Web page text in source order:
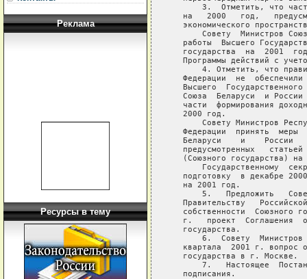
Реклама
Ресурсы в тему
3.  Отметить, что
на   2000   год,
экономического
Совету  Министров
работы  Высшего
государства  на  2001
Программы действий с
4. Отметить, что
Федерации  не
Высшего
Союза  Беларуси  и
части  формирования
   2000 год.
Совету Министров
Федерации  принять  меры
Беларуси    и    России
предусмотренных
(Союзного государства) на
Государственному
подготовку  в декабре
   на 2001 год.
5.   Предложить
Правительству
собственности  Союзного
г.   проект  Соглашения
   государства.
6.  Совету
квартала  2001 г. вопрос
   государства в г. Москве.
7.   Настоящее
   подписания.